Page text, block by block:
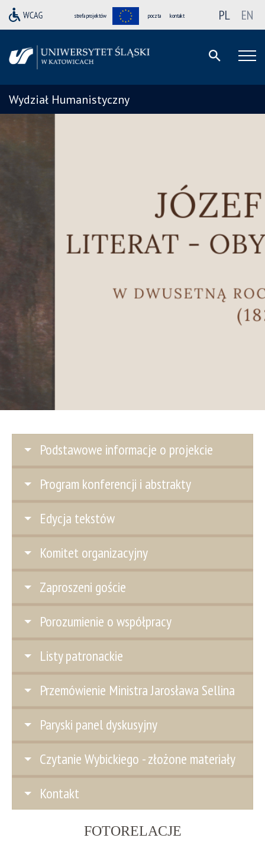
strefa projektów poczta kontakt PL EN
Wydział Humanistyczny
Podstawowe informacje o projekcie
Program konferencji i abstrakty
Edycja tekstów
Komitet organizacyjny
Zaproszeni goście
Porozumienie o współpracy
Listy patronackie
Przemówienie Ministra Jarosława Sellina
Paryski panel dyskusyjny
Czytanie Wybickiego - złożone materiały
Kontakt
FOTORELACJE